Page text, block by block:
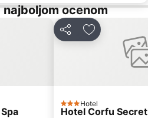
Ekthesiako Kentro Kerkuras Corexpo
Agios Georgios
Prapa Mali
ocenom
Deli Dodati u
3 Zvezdice
Hotel
Hotel Corfu Secret